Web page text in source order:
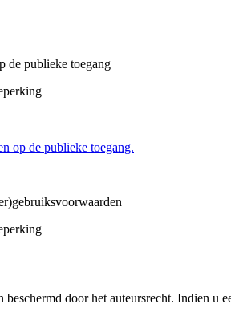
de publieke toegang
op de publieke toegang.
beschermd door het auteursrecht. Indien u